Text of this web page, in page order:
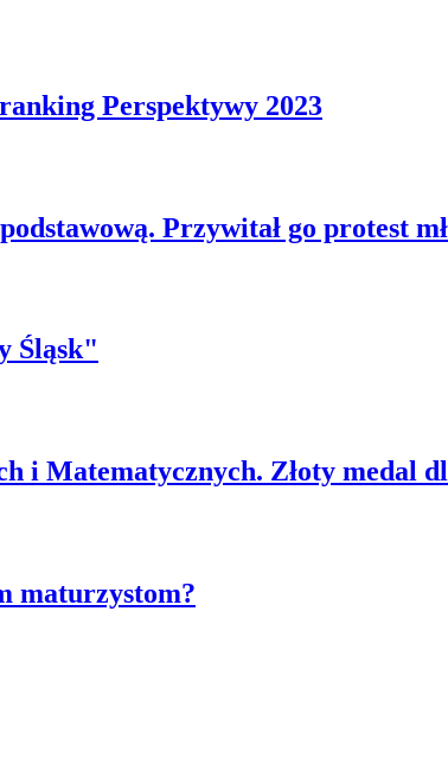
Perspektywy 2023
Przywitał go protest
Śląsk"
i Matematycznych. Złoty medal
maturzystom?